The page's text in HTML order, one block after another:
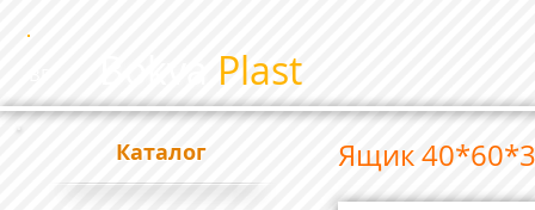
Plast
Каталог Ящик